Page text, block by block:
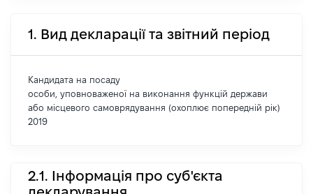
1. Вид декларації та звітний період
Кандидата на посаду
особи, уповноваженої на виконання функцій держави
або місцевого самоврядування (охоплює попередній рік)
2019
2.1. Інформація про суб'єкта